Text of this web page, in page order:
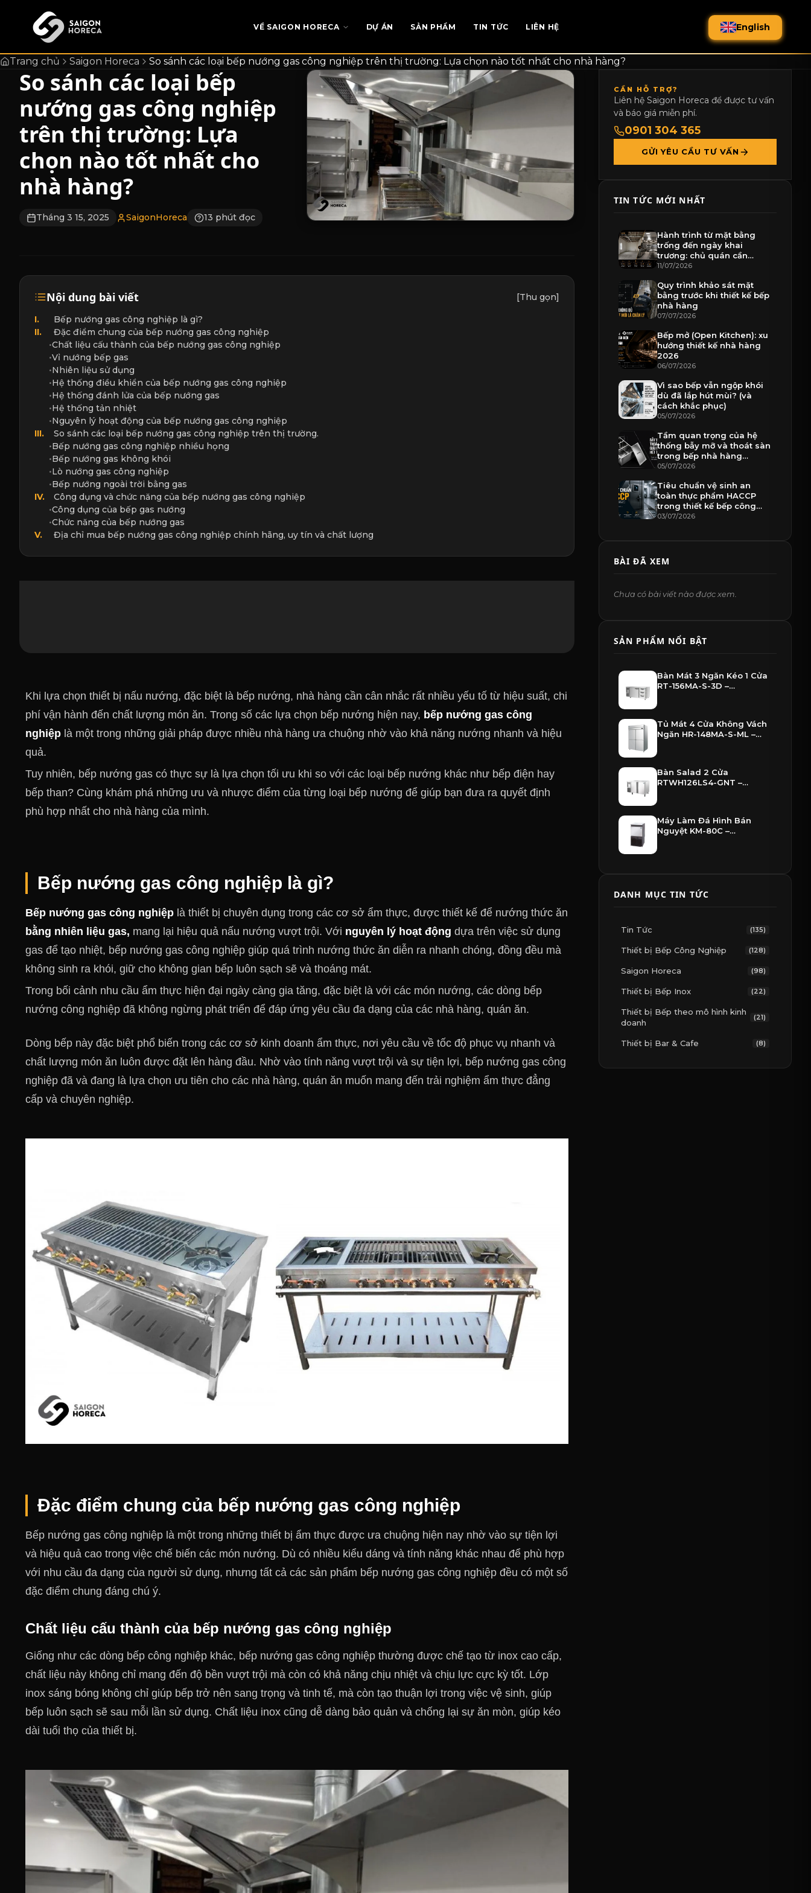
chính
VỀ SAIGON HORECA DỰ ÁN SẢN PHẨM TIN TỨC LIÊN HỆ English
Trang chủ Saigon Horeca So sánh các loại bếp nướng gas công nghiệp trên thị trường: Lựa chọn nào tốt nhất cho nhà hàng?
So sánh các loại bếp
nướng gas công nghiệp
trên thị trường: Lựa
chọn nào tốt nhất cho
nhà hàng?
Tháng 3 15, 2025 SaigonHoreca 13 phút đọc
Nội dung bài viết [Thu gọn]
I.
Bếp nướng gas công nghiệp là gì?
II.
Đặc điểm chung của bếp nướng gas công nghiệp
•Chất liệu cấu thành của bếp nướng gas công nghiệp
•Vỉ nướng bếp gas
•Nhiên liệu sử dụng
•Hệ thống điều khiển của bếp nướng gas công nghiệp
•Hệ thống đánh lửa của bếp nướng gas
•Hệ thống tản nhiệt
•Nguyên lý hoạt động của bếp nướng gas công nghiệp
III.
So sánh các loại bếp nướng gas công nghiệp trên thị trường.
•Bếp nướng gas công nghiệp nhiều họng
•Bếp nướng gas không khói
•Lò nướng gas công nghiệp
•Bếp nướng ngoài trời bằng gas
IV.
Công dụng và chức năng của bếp nướng gas công nghiệp
•Công dụng của bếp gas nướng
•Chức năng của bếp nướng gas
V.
Địa chỉ mua bếp nướng gas công nghiệp chính hãng, uy tín và chất lượng
Khi lựa chọn thiết bị nấu nướng, đặc biệt là bếp nướng, nhà hàng cần cân nhắc rất nhiều yếu tố từ hiệu suất, chi
phí vận hành đến chất lượng món ăn. Trong số các lựa chọn bếp nướng hiện nay, bếp nướng gas công
nghiệp là một trong những giải pháp được nhiều nhà hàng ưa chuộng nhờ vào khả năng nướng nhanh và hiệu
quả.
Tuy nhiên, bếp nướng gas có thực sự là lựa chọn tối ưu khi so với các loại bếp nướng khác như bếp điện hay
bếp than? Cùng khám phá những ưu và nhược điểm của từng loại bếp nướng để giúp bạn đưa ra quyết định
phù hợp nhất cho nhà hàng của mình.
Bếp nướng gas công nghiệp là gì?
Bếp nướng gas công nghiệp là thiết bị chuyên dụng trong các cơ sở ẩm thực, được thiết kế để nướng thức ăn
bằng nhiên liệu gas, mang lại hiệu quả nấu nướng vượt trội. Với nguyên lý hoạt động dựa trên việc sử dụng
gas để tạo nhiệt, bếp nướng gas công nghiệp giúp quá trình nướng thức ăn diễn ra nhanh chóng, đồng đều mà
không sinh ra khói, giữ cho không gian bếp luôn sạch sẽ và thoáng mát.
Trong bối cảnh nhu cầu ẩm thực hiện đại ngày càng gia tăng, đặc biệt là với các món nướng, các dòng bếp
nướng công nghiệp đã không ngừng phát triển để đáp ứng yêu cầu đa dạng của các nhà hàng, quán ăn.
Dòng bếp này đặc biệt phổ biến trong các cơ sở kinh doanh ẩm thực, nơi yêu cầu về tốc độ phục vụ nhanh và
chất lượng món ăn luôn được đặt lên hàng đầu. Nhờ vào tính năng vượt trội và sự tiện lợi, bếp nướng gas công
nghiệp đã và đang là lựa chọn ưu tiên cho các nhà hàng, quán ăn muốn mang đến trải nghiệm ẩm thực đẳng
cấp và chuyên nghiệp.
Đặc điểm chung của bếp nướng gas công nghiệp
Bếp nướng gas công nghiệp là một trong những thiết bị ẩm thực được ưa chuộng hiện nay nhờ vào sự tiện lợi
và hiệu quả cao trong việc chế biến các món nướng. Dù có nhiều kiểu dáng và tính năng khác nhau để phù hợp
với nhu cầu đa dạng của người sử dụng, nhưng tất cả các sản phẩm bếp nướng gas công nghiệp đều có một số
đặc điểm chung đáng chú ý.
Chất liệu cấu thành của bếp nướng gas công nghiệp
Giống như các dòng bếp công nghiệp khác, bếp nướng gas công nghiệp thường được chế tạo từ inox cao cấp,
chất liệu này không chỉ mang đến độ bền vượt trội mà còn có khả năng chịu nhiệt và chịu lực cực kỳ tốt. Lớp
inox sáng bóng không chỉ giúp bếp trở nên sang trọng và tinh tế, mà còn tạo thuận lợi trong việc vệ sinh, giúp
bếp luôn sạch sẽ sau mỗi lần sử dụng. Chất liệu inox cũng dễ dàng bảo quản và chống lại sự ăn mòn, giúp kéo
dài tuổi thọ của thiết bị.
CẦN HỖ TRỢ?
Liên hệ Saigon Horeca để được tư vấn
và báo giá miễn phí.
0901 304 365
GỬI YÊU CẦU TƯ VẤN
TIN TỨC MỚI NHẤT
Hành trình từ mặt bằng
trống đến ngày khai
trương: chủ quán cần
chuẩn bị gì
11/07/2026
Quy trình khảo sát mặt
bằng trước khi thiết kế bếp
nhà hàng
07/07/2026
Bếp mở (Open Kitchen): xu
hướng thiết kế nhà hàng
2026
06/07/2026
Vì sao bếp vẫn ngộp khói
dù đã lắp hút mùi? (và
cách khắc phục)
05/07/2026
Tầm quan trọng của hệ
thống bẫy mỡ và thoát sàn
trong bếp nhà hàng
chuyên nghiệp
05/07/2026
Tiêu chuẩn vệ sinh an
toàn thực phẩm HACCP
trong thiết kế bếp công
nghiệp
03/07/2026
BÀI ĐÃ XEM
Chưa có bài viết nào được xem.
SẢN PHẨM NỔI BẬT
Bàn Mát 3 Ngăn Kéo 1 Cửa
RT-156MA-S-3D –
Tủ Mát 4 Cửa Không Vách
Ngăn HR-148MA-S-ML –
Bàn Salad 2 Cửa
RTWH126LS4-GNT –
Máy Làm Đá Hình Bán
Nguyệt KM-80C –
DANH MỤC TIN TỨC
Tin Tức (135)
Thiết bị Bếp Công Nghiệp (128)
Saigon Horeca (98)
Thiết bị Bếp Inox (22)
Thiết bị Bếp theo mô hình kinh
doanh
(21)
Thiết bị Bar & Cafe (8)